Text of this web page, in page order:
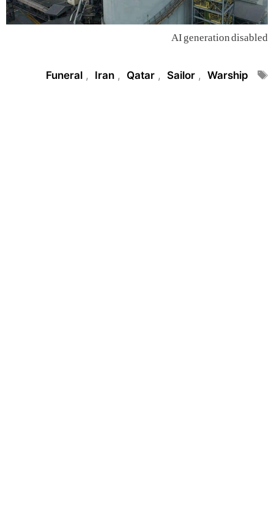
AI generation disabled
Tags
Funeral , Iran , Qatar , Sailor , Warship